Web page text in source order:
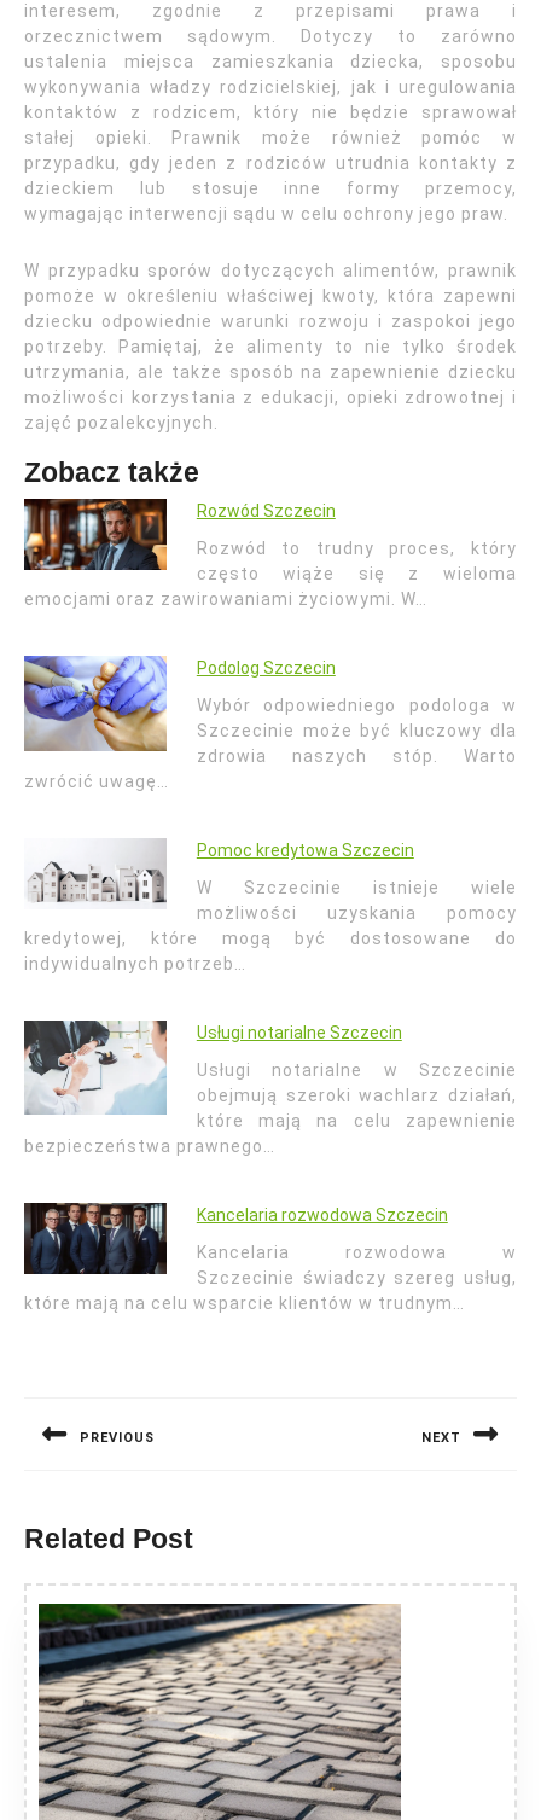
interesem, zgodnie z przepisami prawa i
orzecznictwem sądowym. Dotyczy to zarówno
ustalenia miejsca zamieszkania dziecka, sposobu
wykonywania władzy rodzicielskiej, jak i uregulowania
kontaktów z rodzicem, który nie będzie sprawował
stałej opieki. Prawnik może również pomóc w
przypadku, gdy jeden z rodziców utrudnia kontakty z
dzieckiem lub stosuje inne formy przemocy,
wymagając interwencji sądu w celu ochrony jego praw.
W przypadku sporów dotyczących alimentów, prawnik
pomoże w określeniu właściwej kwoty, która zapewni
dziecku odpowiednie warunki rozwoju i zaspokoi jego
potrzeby. Pamiętaj, że alimenty to nie tylko środek
utrzymania, ale także sposób na zapewnienie dziecku
możliwości korzystania z edukacji, opieki zdrowotnej i
zajęć pozalekcyjnych.
Zobacz także
Rozwód Szczecin
Rozwód to trudny proces, który
często wiąże się z wieloma
emocjami oraz zawirowaniami życiowymi. W…
Podolog Szczecin
Wybór odpowiedniego podologa w
Szczecinie może być kluczowy dla
zdrowia naszych stóp. Warto
zwrócić uwagę…
Pomoc kredytowa Szczecin
W Szczecinie istnieje wiele
możliwości uzyskania pomocy
kredytowej, które mogą być dostosowane do
indywidualnych potrzeb…
Usługi notarialne Szczecin
Usługi notarialne w Szczecinie
obejmują szeroki wachlarz działań,
które mają na celu zapewnienie
bezpieczeństwa prawnego…
Kancelaria rozwodowa Szczecin
Kancelaria rozwodowa w
Szczecinie świadczy szereg usług,
które mają na celu wsparcie klientów w trudnym…
PREVIOUS NEXT
Related Post